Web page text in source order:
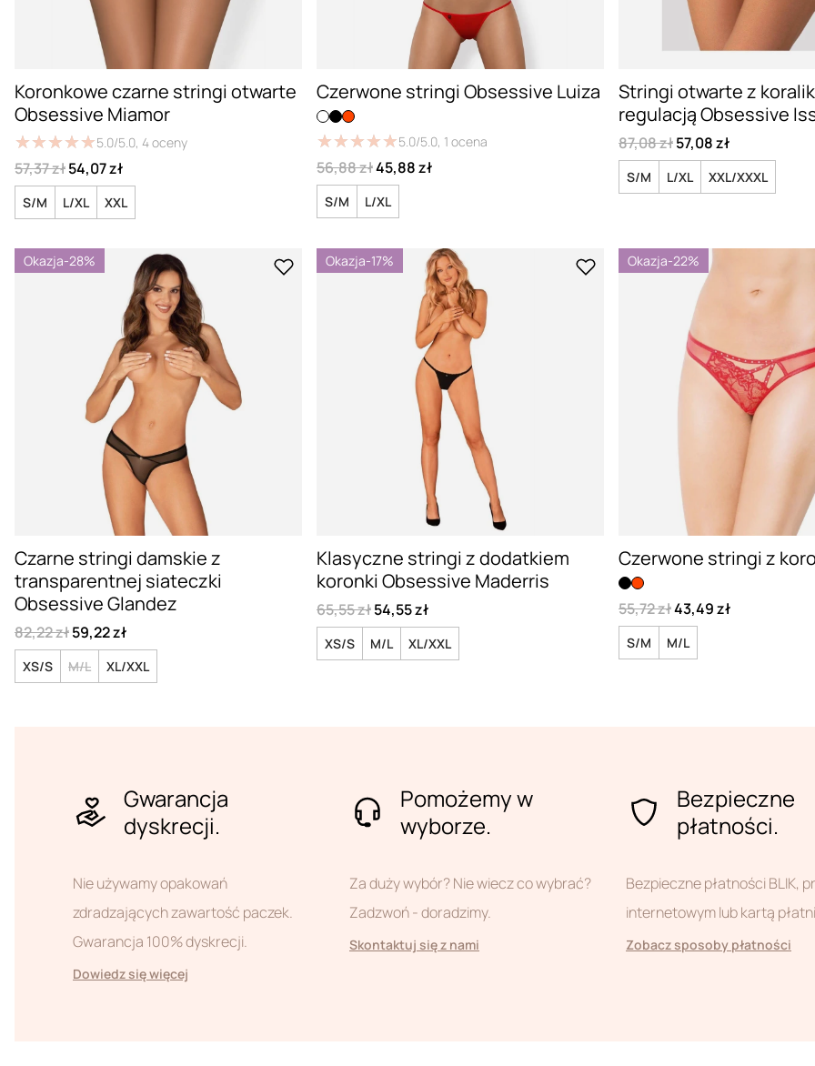
Koronkowe czarne stringi otwarte
Obsessive Miamor
★★★★★
★★★★★5.0/5.0, 4oceny
57,37 zł54,07 zł
S/M L/XL XXL
Czerwone stringi Obsessive Luiza
★★★★★
★★★★★5.0/5.0, 1 ocena
56,88 zł45,88 zł
S/M L/XL
Stringi otwarte z
regulacją Obsessive
87,08 zł57,08 zł
S/M L/XL XXL/XXXL
Okazja-28%
Czarne stringi damskie z
transparentnej siateczki
Obsessive Glandez
82,22 zł59,22 zł
XS/S M/L XL/XXL
Okazja-17%
Klasyczne stringi z dodatkiem
koronki Obsessive Maderris
65,55 zł54,55 zł
XS/S M/L XL/XXL
Okazja-22%
Czerwone stringi z
55,72 zł43,49 zł
S/M M/L
Gwarancja
dyskrecji.
Nie używamy opakowań
zdradzających zawartość paczek.
Gwarancja 100% dyskrecji.
Dowiedz się więcej
Pomożemy w
wyborze.
Za duży wybór? Nie wiecz co wybrać?
Zadzwoń - doradzimy.
Skontaktuj się z nami
Bezpieczne
płatności.
Bezpieczne płatności BLIK,
internetowym lub kartą
Zobacz sposoby płatności